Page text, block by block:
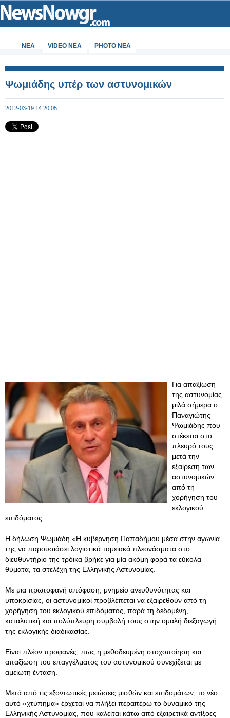
ΝΕΑ VIDEO NEA PHOTO NEA
Ψωμιάδης υπέρ των αστυνομικών
2012-03-19 14:20:05
Για απαξίωση
της αστυνομίας
μιλά σήμερα ο
Παναγιώτης
Ψωμιάδης που
στέκεται στο
πλευρό τους
μετά την
εξαίρεση των
αστυνομικών
από τη
χορήγηση του
εκλογικού
επιδόματος.
Η δήλωση Ψωμιάδη «Η κυβέρνηση Παπαδήμου μέσα στην αγωνία
της να παρουσιάσει λογιστικά ταμειακά πλεονάσματα στο
διευθυντήριο της τρόικα βρήκε για μία ακόμη φορά τα εύκολα
θύματα, τα στελέχη της Ελληνικής Αστυνομίας.
Με μια πρωτοφανή απόφαση, μνημείο ανευθυνότητας και
υποκρισίας, οι αστυνομικοί προβλέπεται να εξαιρεθούν από τη
χορήγηση του εκλογικού επιδόματος, παρά τη δεδομένη,
καταλυτική και πολύπλευρη συμβολή τους στην ομαλή διεξαγωγή
της εκλογικής διαδικασίας.
Είναι πλέον προφανές, πως η μεθοδευμένη στοχοποίηση και
απαξίωση του επαγγέλματος του αστυνομικού συνεχίζεται με
αμείωτη ένταση.
Μετά από τις εξοντωτικές μειώσεις μισθών και επιδομάτων, το νέο
αυτό «χτύπημα» έρχεται να πλήξει περαιτέρω το δυναμικό της
Ελληνικής Αστυνομίας, που καλείται κάτω από εξαιρετικά αντίξοες